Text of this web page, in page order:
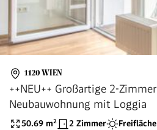
1120 WIEN
++NEU++ Großartige 2-Zimmer
Neubauwohnung mit Loggia
50.69 m² 2 Zimmer Freifläche